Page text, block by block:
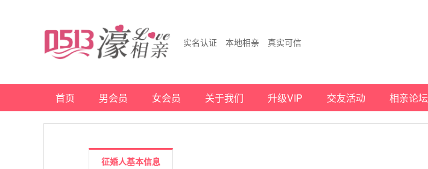
实名认证 本地相亲 真实可信
首页 男会员 女会员 关于我们 升级VIP 交友活动 相亲论坛
征婚人基本信息